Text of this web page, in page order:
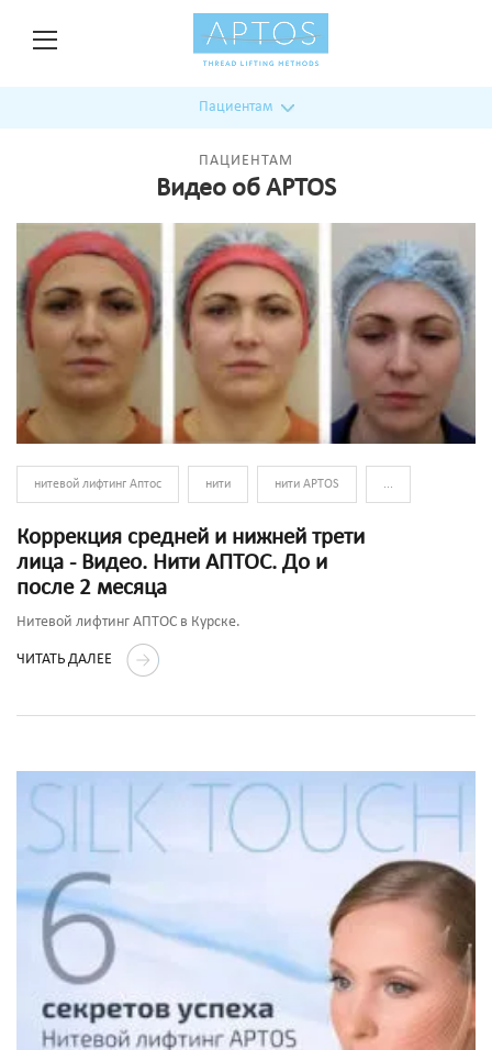
Пациентам
ПАЦИЕНТАМ
Видео об APTOS
нитевой лифтинг Аптос нити нити APTOS ...
Коррекция средней и нижней трети
лица - Видео. Нити АПТОС. До и
после 2 месяца
Нитевой лифтинг АПТОС в Курске.
ЧИТАТЬ ДАЛЕЕ